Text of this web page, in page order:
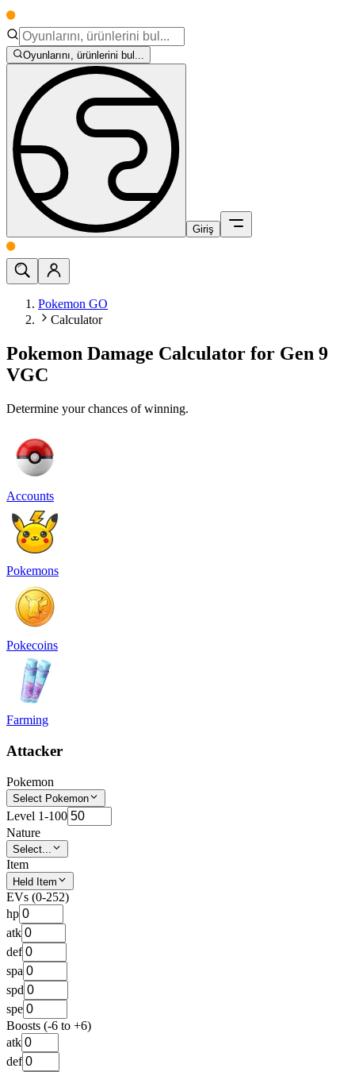
Oyunlarını, ürünlerini bul...
Giriş
Pokemon GO
Calculator
Pokemon Damage Calculator for Gen 9
VGC
Determine your chances of winning.
Accounts
Pokemons
Pokecoins
Farming
Attacker
Pokemon
Select Pokemon
Level 1-100
Nature
Select...
Item
Held Item
EVs (0-252)
hp
atk
def
spa
spd
spe
Boosts (-6 to +6)
atk
def